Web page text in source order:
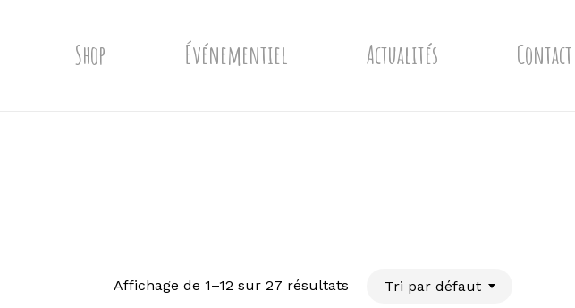
Shop Événementiel Actualités Contact
Affichage de 1–12 sur 27 résultats Tri par défaut